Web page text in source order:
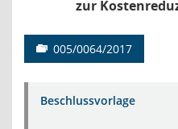
zur
005/0064/2017
Beschlussvorlage